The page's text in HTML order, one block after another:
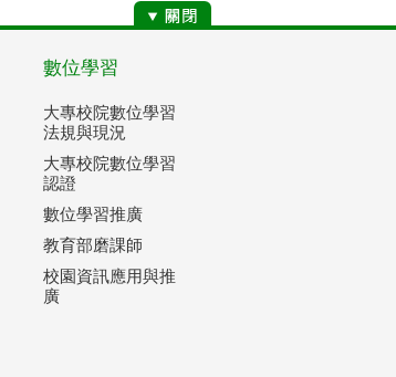
數位學習
大專校院數位學習
法規與現況
大專校院數位學習
認證
數位學習推廣
教育部磨課師
校園資訊應用與推
廣